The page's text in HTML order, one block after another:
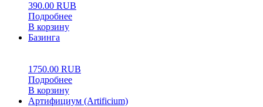
390.00 RUB
Подробнее
В корзину
Базинга
1750.00 RUB
Подробнее
В корзину
Артифициум (Artificium)